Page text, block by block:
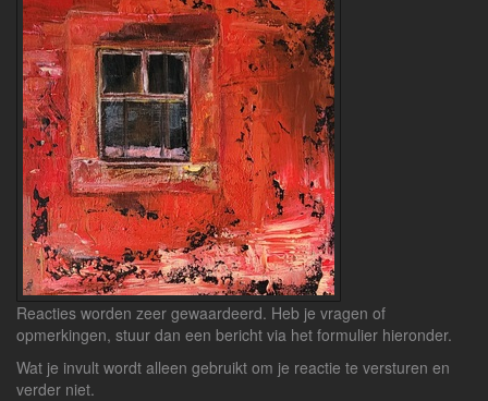
Reacties worden zeer gewaardeerd. Heb je vragen of
opmerkingen, stuur dan een bericht via het formulier hieronder.
Wat je invult wordt alleen gebruikt om je reactie te versturen en
verder niet.